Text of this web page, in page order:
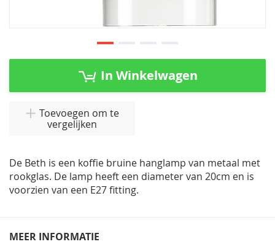
Ga
In Winkelwagen
Toevoegen om te
vergelijken
De Beth is een koffie bruine hanglamp van metaal met
rookglas. De lamp heeft een diameter van 20cm en is
voorzien van een E27 fitting.
MEER INFORMATIE